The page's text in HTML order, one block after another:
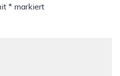
* markiert